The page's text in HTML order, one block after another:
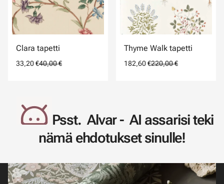
Clara tapetti
33,20 €40,00 €
Thyme Walk tapetti
182,60 €220,00 €
Psst. Alvar - AI assarisi teki
nämä ehdotukset sinulle!